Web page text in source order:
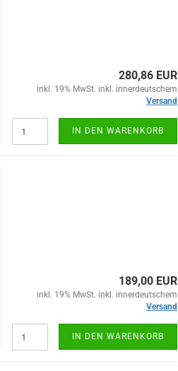
280,86 EUR
inkl. 19% MwSt. inkl. innerdeutschem
Versand
IN DEN WARENKORB
189,00 EUR
inkl. 19% MwSt. inkl. innerdeutschem
Versand
IN DEN WARENKORB